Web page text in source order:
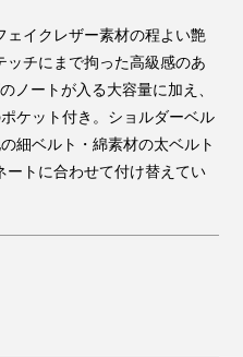
ェイクレザー素材の程よい艶
チにまで拘った高級感のあ
ノートが入る大容量に加え、
ケット付き。ショルダーベル
細ベルト・綿素材の太ベルト
ートに合わせて付け替えてい